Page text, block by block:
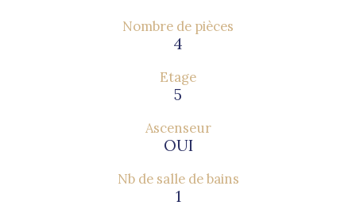
Nombre de pièces
4
Etage
5
Ascenseur
OUI
Nb de salle de bains
1